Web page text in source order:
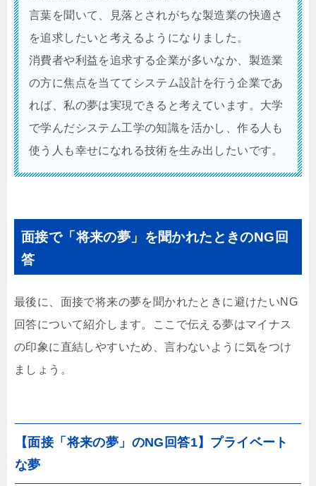
言葉を聞いて、見落とされがちな製造業の快適さ
を追求したいと考えるようになりました。
消費者や利益を追求する企業が多いなか、製造業
の方に焦点を当ててシステム設計を行う企業であ
れば、私の夢は実現できると考えています。大学
で学んだシステム工学の知識を活かし、作る人も
使う人も幸せになれる技術を生み出したいです。
面接で「将来の夢」を聞かれたときのNG回
答
最後に、面接で将来の夢を聞かれたときに避けたいNG
回答について紹介します。ここで伝える夢はマイナス
の印象に直結しやすいため、言わないように気をつけ
ましょう。
【面接「将来の夢」のNG回答1】プライベート
な夢